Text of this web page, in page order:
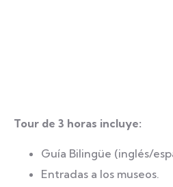
Tour de 3 horas incluye:
Guía Bilingüe (inglés/
Entradas a los museos.